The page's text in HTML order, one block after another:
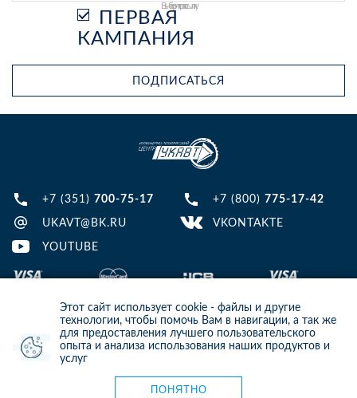
Этот сайт использует cookie - файлы и другие
технологии, чтобы помочь Вам в навигации, а так же
для предоставления лучшего пользовательского
опыта и анализа использования наших продуктов и
услуг
ПОНЯТНО
Выберите рассылку
ПЕРВАЯ
КАМПАНИЯ
ПОДПИСАТЬСЯ
+7 (351) 700-75-17 +7 (800) 775-17-42
UKAVT@BK.RU VKONTAKTE
YOUTUBE
© 2013-2024 ООО ИТЦ УКАВТ. ИНН: 7448122124, ОГРН: 1097448007216
ИНФОРМАЦИЯ НА САЙТЕ НЕ ЯВЛЯЕТСЯ ПУБЛИЧНОЙ ОФЕРТОЙ. ДЛЯ